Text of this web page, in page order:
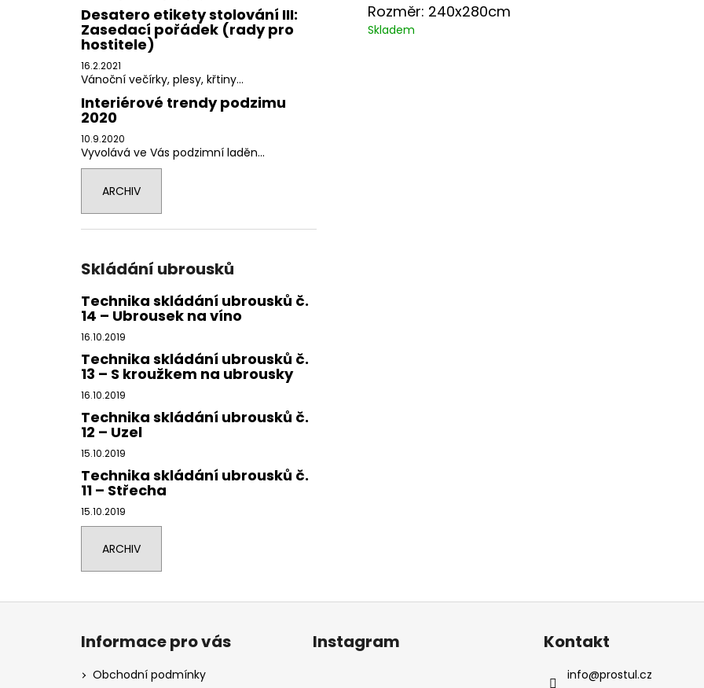
Desatero etikety stolování III:
Zasedací pořádek (rady pro
hostitele)
16.2.2021
Vánoční večírky, plesy, křtiny...
Interiérové trendy podzimu
2020
10.9.2020
Vyvolává ve Vás podzimní laděn...
ARCHIV
Skládání ubrousků
Technika skládání ubrousků č.
14 – Ubrousek na víno
16.10.2019
Technika skládání ubrousků č.
13 – S kroužkem na ubrousky
16.10.2019
Technika skládání ubrousků č.
12 – Uzel
15.10.2019
Technika skládání ubrousků č.
11 – Střecha
15.10.2019
ARCHIV
Rozměr: 240x280cm
Skladem
Z
Informace pro vás
Obchodní podmínky
Instagram Kontakt
info@prostul.cz